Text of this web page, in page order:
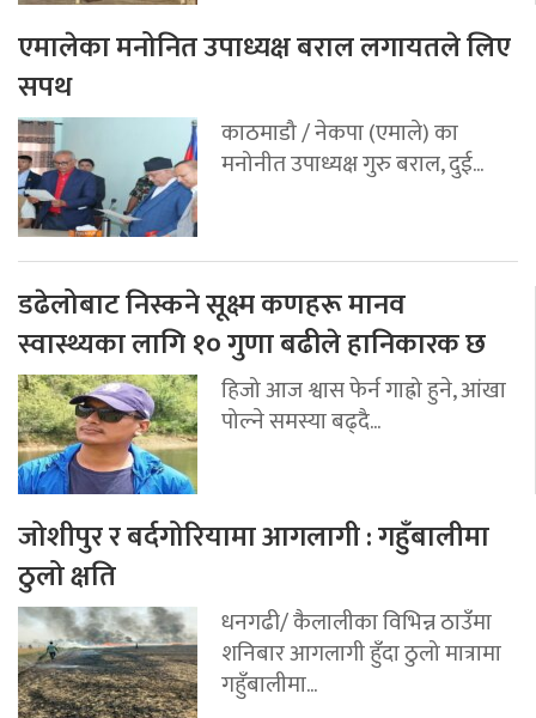
एमालेका मनोनित उपाध्यक्ष बराल लगायतले लिए
सपथ
काठमाडौ / नेकपा (एमाले) का
मनोनीत उपाध्यक्ष गुरु बराल, दुई...
डढेलोबाट निस्कने सूक्ष्म कणहरू मानव
स्वास्थ्यका लागि १० गुणा बढीले हानिकारक छ
हिजो आज श्वास फेर्न गाह्रो हुने, आंखा
पोल्ने समस्या बढ्दै...
जोशीपुर र बर्दगोरियामा आगलागी : गहुँबालीमा
ठुलो क्षति
धनगढी/ कैलालीका विभिन्न ठाउँमा
शनिबार आगलागी हुँदा ठुलो मात्रामा
गहुँबालीमा...